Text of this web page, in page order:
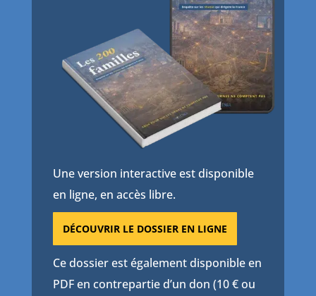
Une version interactive est disponible
en ligne, en accès libre.
DÉCOUVRIR LE DOSSIER EN LIGNE
Ce dossier est également disponible en
PDF en contrepartie d’un don (10 € ou